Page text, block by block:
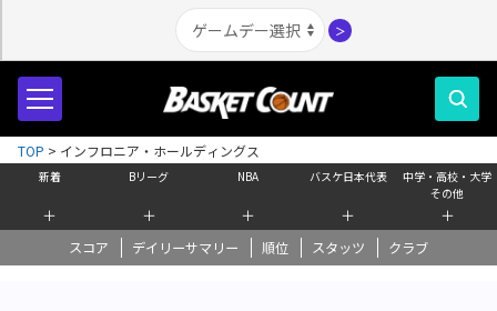
＞
新着
＋
Bリーグ
＋
NBA
＋
バスケ日本代表
＋
中学・高校・大学
その他
＋
スコア デイリーサマリー 順位 スタッツ クラブ
TOP > インフロニア・ホールディングス